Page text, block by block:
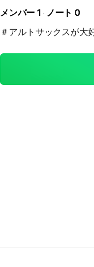
メンバー 1
ノート 0
＃アルトサックスが大